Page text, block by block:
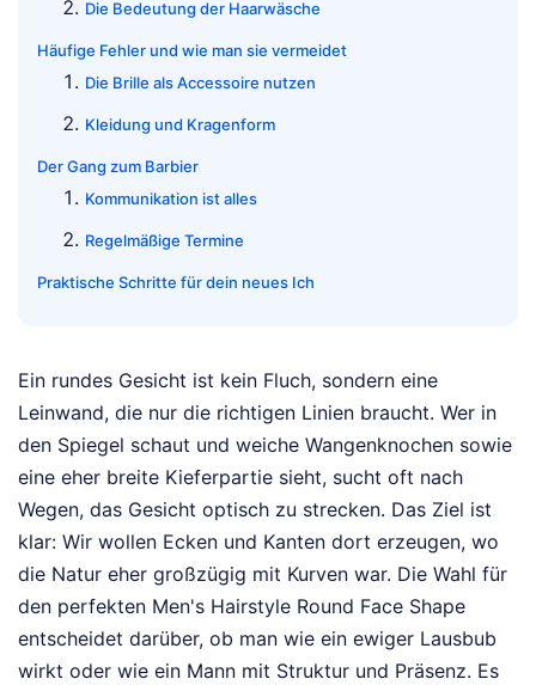
Die Bedeutung der Haarwäsche
Häufige Fehler und wie man sie vermeidet
Die Brille als Accessoire nutzen
Kleidung und Kragenform
Der Gang zum Barbier
Kommunikation ist alles
Regelmäßige Termine
Praktische Schritte für dein neues Ich
Ein rundes Gesicht ist kein Fluch, sondern eine
Leinwand, die nur die richtigen Linien braucht. Wer in
den Spiegel schaut und weiche Wangenknochen sowie
eine eher breite Kieferpartie sieht, sucht oft nach
Wegen, das Gesicht optisch zu strecken. Das Ziel ist
klar: Wir wollen Ecken und Kanten dort erzeugen, wo
die Natur eher großzügig mit Kurven war. Die Wahl für
den perfekten Men's Hairstyle Round Face Shape
entscheidet darüber, ob man wie ein ewiger Lausbub
wirkt oder wie ein Mann mit Struktur und Präsenz. Es